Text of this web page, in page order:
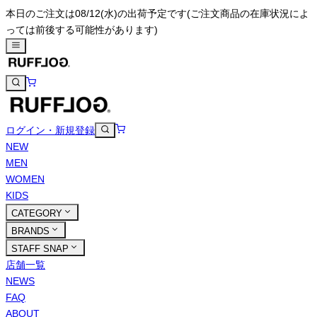
本日のご注文は08/12(水)の出荷予定です(ご注文商品の在庫状況によ
っては前後する可能性があります)
ログイン・新規登録
NEW
MEN
WOMEN
KIDS
CATEGORY
BRANDS
STAFF SNAP
店舗一覧
NEWS
FAQ
ABOUT